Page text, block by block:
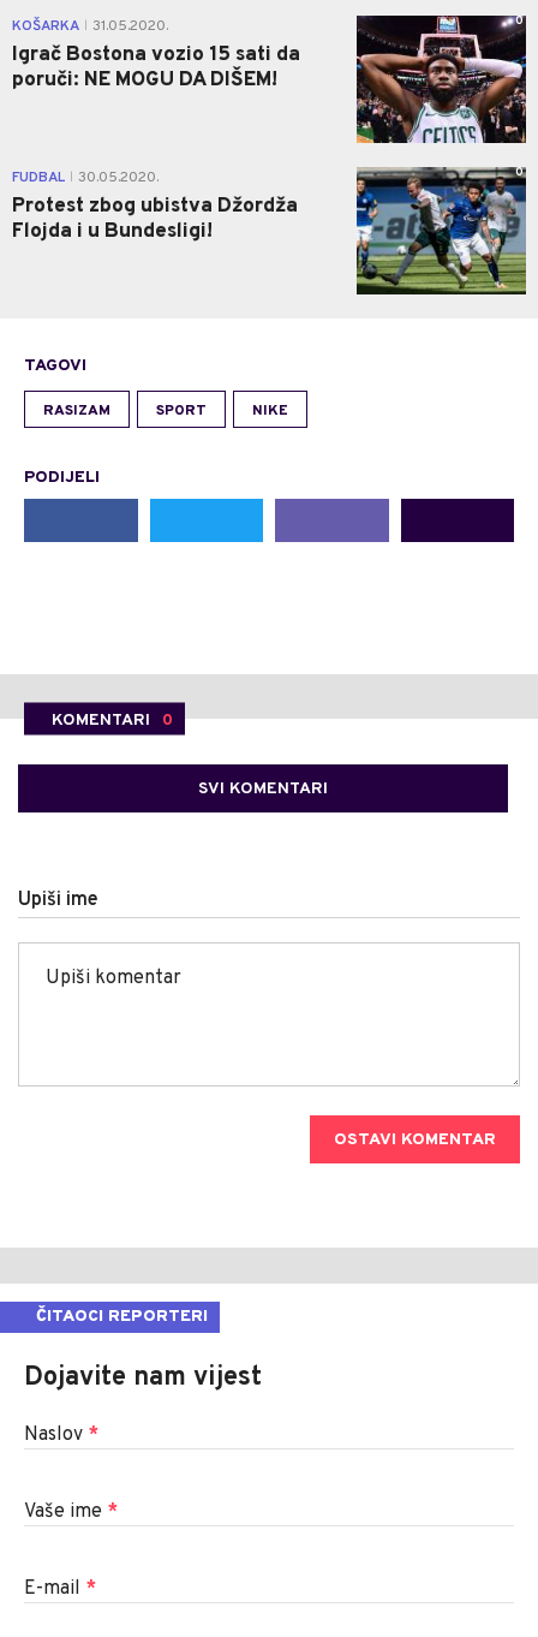
KOŠARKA 31.05.2020.
Igrač Bostona vozio 15 sati da
poruči: NE MOGU DA DIŠEM!
0
FUDBAL 30.05.2020.
Protest zbog ubistva Džordža
Flojda i u Bundesligi!
0
TAGOVI
RASIZAM SPORT NIKE
PODIJELI
KOMENTARI 0
SVI KOMENTARI
Upiši ime
OSTAVI KOMENTAR
ČITAOCI REPORTERI
Dojavite nam vijest
Naslov *
Vaše ime *
E-mail *